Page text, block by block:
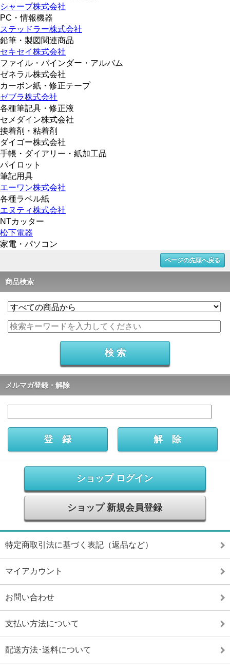
シャープ株式会社
PC・情報機器
ステッドラー株式会社
鉛筆・製図関連商品
セキセイ株式会社
ファイル・バインダー・アルバム
ゼネラル株式会社
カーボン紙・修正テープ
ゼブラ株式会社
各種筆記具・修正液
セメダイン株式会社
接着剤・粘着剤
ダイゴー株式会社
手帳・ダイアリー・紙加工品
パイロット
筆記用具
エーワン株式会社
各種ラベル紙
エヌティ株式会社
NTカッター
松下電器
家電・パソコン
ページの先頭へ戻る
商品検索
メルマガ登録・解除
ショップ ログイン
ショップ 新規会員登録
特定商取引法に基づく表記（返品など）
マイアカウント
お問い合わせ
支払い方法について
配送方法･送料について